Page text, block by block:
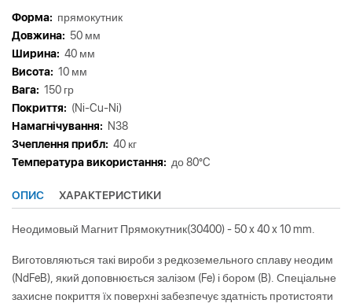
Форма: прямокутник
Довжина: 50 мм
Ширина: 40 мм
Висота: 10 мм
Вага: 150 гр
Покриття: (Ni-Cu-Ni)
Намагнічування: N38
Зчеплення прибл: 40 кг
Tемпература використання: до 80°C
ОПИС ХАРАКТЕРИСТИКИ
Неодимовый Магнит Прямокутник(30400) - 50 x 40 x 10 mm.
Виготовляються такі вироби з редкоземельного сплаву неодим
(NdFeB), який доповнюється залізом (Fe) і бором (B). Спеціальне
захисне покриття їх поверхні забезпечує здатність протистояти